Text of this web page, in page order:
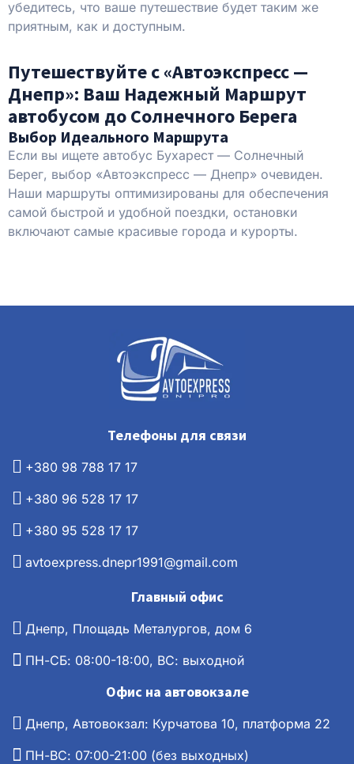
убедитесь, что ваше путешествие будет таким же
приятным, как и доступным.
Путешествуйте с «Автоэкспресс —
Днепр»: Ваш Надежный Маршрут
автобусом до Солнечного Берега
Выбор Идеального Маршрута
Если вы ищете автобус Бухарест — Солнечный
Берег, выбор «Автоэкспресс — Днепр» очевиден.
Наши маршруты оптимизированы для обеспечения
самой быстрой и удобной поездки, остановки
включают самые красивые города и курорты.
Телефоны для связи
+380 98 788 17 17
+380 96 528 17 17
+380 95 528 17 17
avtoexpress.dnepr1991@gmail.com
Главный офис
Днепр, Площадь Металургов, дом 6
ПН-СБ: 08:00-18:00, ВС: выходной
Офис на автовокзале
Днепр, Автовокзал: Курчатова 10, платформа 22
ПН-ВС: 07:00-21:00 (без выходных)